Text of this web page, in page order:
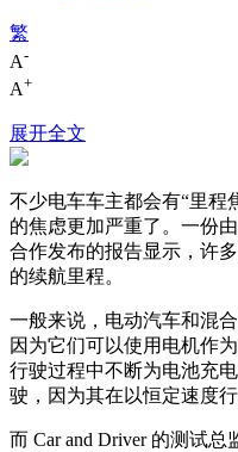
繁
A-
A+
展开全文
不少电车车主都会有“里程
的焦虑更加严重了。一份由
合作发布的报告显示，许
的续航里程。
一般来说，电动汽车和混
因为它们可以使用电机作
行驶过程中不断为电池充
驶，因为其在以恒定速度
而 Car and Driver 的测试总